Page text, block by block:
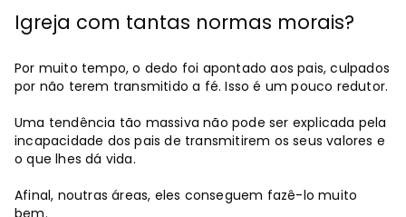
Igreja com tantas normas morais?
Por muito tempo, o dedo foi apontado aos pais, culpados
por não terem transmitido a fé. Isso é um pouco redutor.
Uma tendência tão massiva não pode ser explicada pela
incapacidade dos pais de transmitirem os seus valores e
o que lhes dá vida.
Afinal, noutras áreas, eles conseguem fazê-lo muito
bem.